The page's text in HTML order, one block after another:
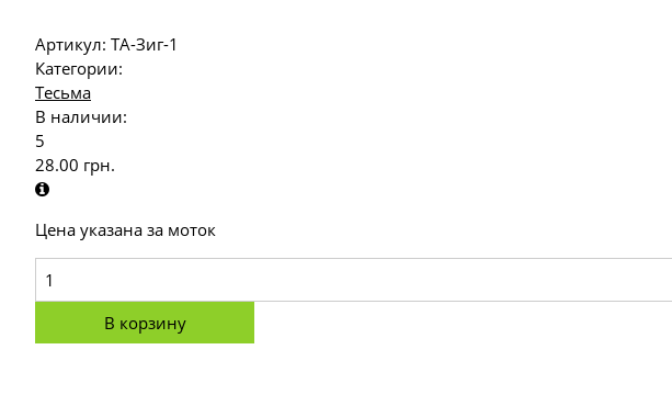
Артикул: ТА-Зиг-1
Категории:
Тесьма
В наличии:
5
28.00 грн.
Цена указана за моток
В корзину